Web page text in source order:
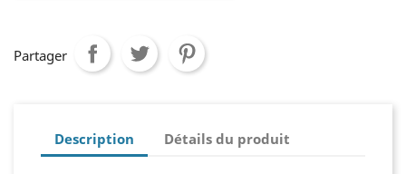
Partager
Description Détails du produit